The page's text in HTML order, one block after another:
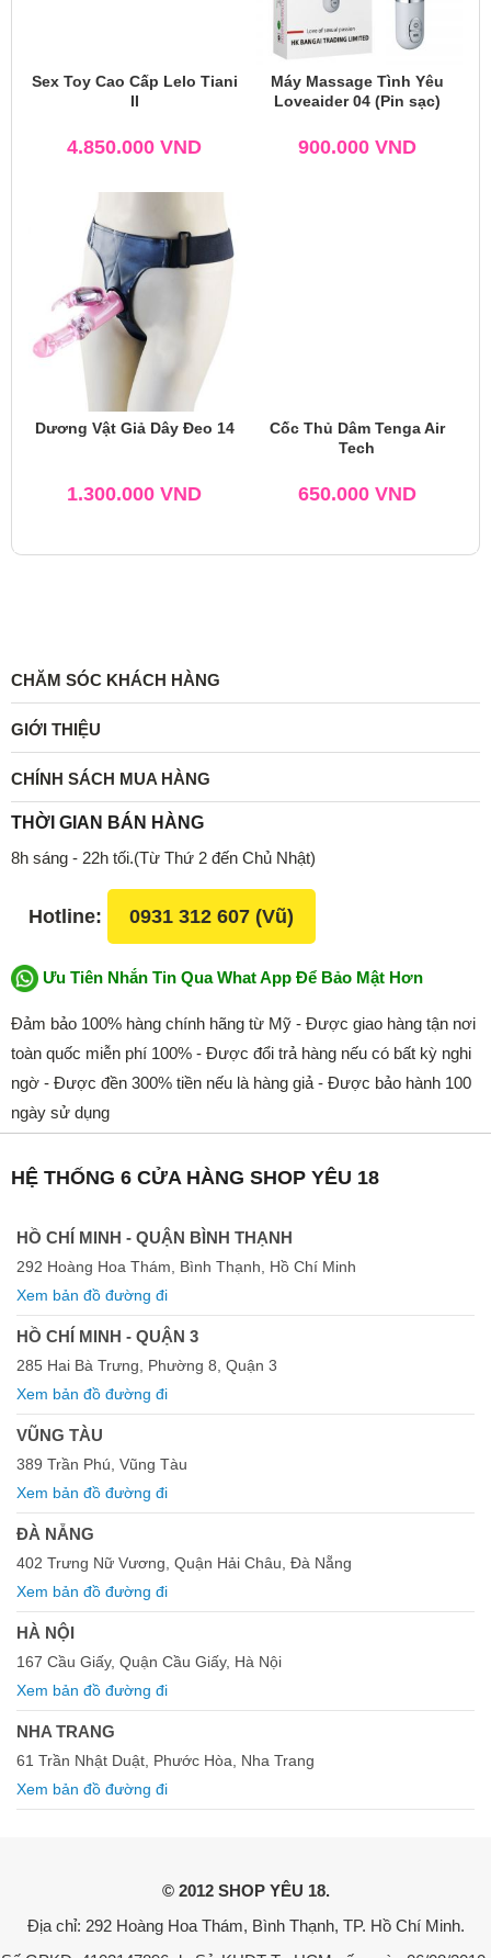
Sex Toy Cao Cấp Lelo Tiani
II
4.850.000 VND
Máy Massage Tình Yêu
Loveaider 04 (Pin sạc)
900.000 VND
Dương Vật Giả Dây Đeo 14
1.300.000 VND
Cốc Thủ Dâm Tenga Air
Tech
650.000 VND
CHĂM SÓC KHÁCH HÀNG
GIỚI THIỆU
CHÍNH SÁCH MUA HÀNG
THỜI GIAN BÁN HÀNG
8h sáng - 22h tối.(Từ Thứ 2 đến Chủ Nhật)
Hotline: 0931 312 607 (Vũ)
Ưu Tiên Nhắn Tin Qua What App Để Bảo Mật Hơn
Đảm bảo 100% hàng chính hãng từ Mỹ - Được giao hàng tận nơi
toàn quốc miễn phí 100% - Được đổi trả hàng nếu có bất kỳ nghi
ngờ - Được đền 300% tiền nếu là hàng giả - Được bảo hành 100
ngày sử dụng
HỆ THỐNG 6 CỬA HÀNG SHOP YÊU 18
HỒ CHÍ MINH - QUẬN BÌNH THẠNH
292 Hoàng Hoa Thám, Bình Thạnh, Hồ Chí Minh
Xem bản đồ đường đi
HỒ CHÍ MINH - QUẬN 3
285 Hai Bà Trưng, Phường 8, Quận 3
Xem bản đồ đường đi
VŨNG TÀU
389 Trần Phú, Vũng Tàu
Xem bản đồ đường đi
ĐÀ NẴNG
402 Trưng Nữ Vương, Quận Hải Châu, Đà Nẵng
Xem bản đồ đường đi
HÀ NỘI
167 Cầu Giấy, Quận Cầu Giấy, Hà Nội
Xem bản đồ đường đi
NHA TRANG
61 Trần Nhật Duật, Phước Hòa, Nha Trang
Xem bản đồ đường đi
© 2012 SHOP YÊU 18.
Địa chỉ: 292 Hoàng Hoa Thám, Bình Thạnh, TP. Hồ Chí Minh.